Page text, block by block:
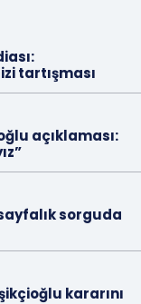
tartışması
açıklaması:
sorguda
kararını